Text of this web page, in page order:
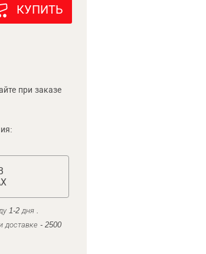
КУПИТЬ
при заказе
1-2 дня .
доставке - 2500